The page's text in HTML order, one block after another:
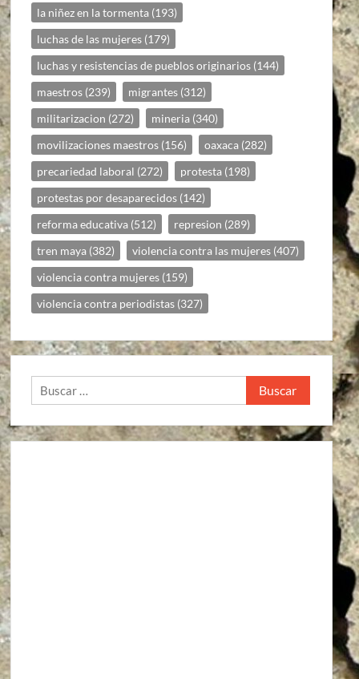
la niñez en la tormenta (193)
luchas de las mujeres (179)
luchas y resistencias de pueblos originarios (144)
maestros (239) migrantes (312)
militarizacion (272) mineria (340)
movilizaciones maestros (156) oaxaca (282)
precariedad laboral (272) protesta (198)
protestas por desaparecidos (142)
reforma educativa (512) represion (289)
tren maya (382) violencia contra las mujeres (407)
violencia contra mujeres (159)
violencia contra periodistas (327)
Buscar: